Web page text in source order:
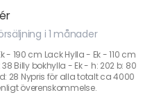
i 1 månader
- 190 cm Lack Hylla - Ek - 110 cm
Billy bokhylla - Ek - h: 202 b: 80
28 Nypris för alla totalt ca 4000
överenskommelse.